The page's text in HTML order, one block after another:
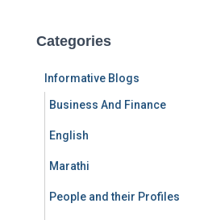
Categories
Informative Blogs
Business And Finance
English
Marathi
People and their Profiles